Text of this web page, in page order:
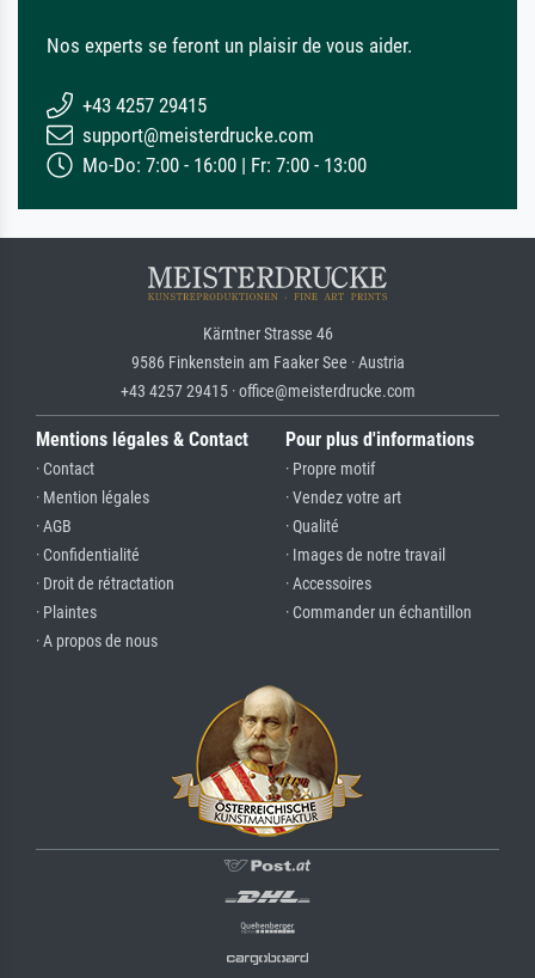
Nos experts se feront un plaisir de vous aider.
+43 4257 29415
support@meisterdrucke.com
Mo-Do: 7:00 - 16:00 | Fr: 7:00 - 13:00
Kärntner Strasse 46
9586 Finkenstein am Faaker See · Austria
+43 4257 29415 · office@meisterdrucke.com
Mentions légales & Contact
· Contact
· Mention légales
· AGB
· Confidentialité
· Droit de rétractation
· Plaintes
· A propos de nous
Pour plus d'informations
· Propre motif
· Vendez votre art
· Qualité
· Images de notre travail
· Accessoires
· Commander un échantillon